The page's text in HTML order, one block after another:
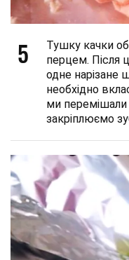
5
Тушку качки
перцем. Після
одне нарізане
необхідно
ми перемішали
закріплюємо